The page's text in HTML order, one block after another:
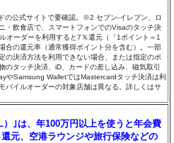
公式サイトで要確認。※2 セブン‐イレブン、ロ
・飲食店で、スマートフォンでのVisaのタッチ決
オーダーを利用すると7％還元（「1ポイント＝1
合の還元率（通常獲得ポイント分を含む）。一部
の決済方法を利用できない場合、または指定のポ
のタッチ決済、iD、カードの差し込み、磁気取引
やSamsung WalletではMastercardタッチ決済は利
バイルオーダーの対象店舗は異なる。詳しくはサ
｣は、年100万円以上を使うと年会費
元、空港ラウンジや旅行保険などの